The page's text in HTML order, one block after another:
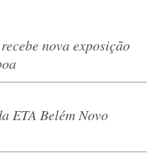
nova exposição
ETA Belém Novo